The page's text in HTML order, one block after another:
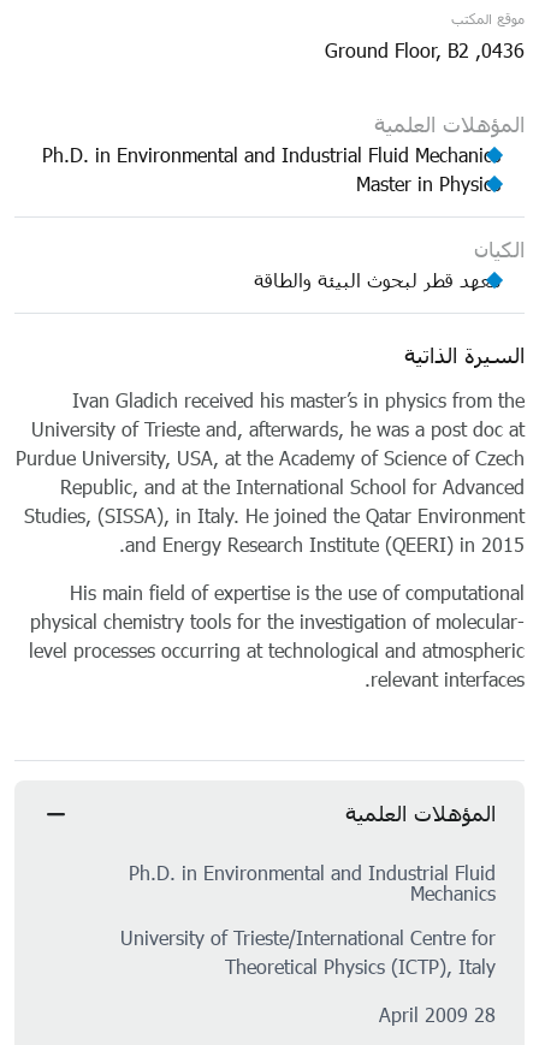
موقع المكتب
0436, Ground Floor, B2
المؤهلات العلمية
Ph.D. in Environmental and Industrial Fluid Mechanics
Master in Physics
الكيان
معهد قطر لبحوث البيئة والطاقة
السيرة الذاتية
Ivan Gladich received his master’s in physics from the
University of Trieste and, afterwards, he was a post doc at
Purdue University, USA, at the Academy of Science of Czech
Republic, and at the International School for Advanced
Studies, (SISSA), in Italy. He joined the Qatar Environment
and Energy Research Institute (QEERI) in 2015.
His main field of expertise is the use of computational
physical chemistry tools for the investigation of molecular-
level processes occurring at technological and atmospheric
relevant interfaces.
المؤهلات العلمية
Ph.D. in Environmental and Industrial Fluid
Mechanics
University of Trieste/International Centre for
Theoretical Physics (ICTP), Italy
28 April 2009